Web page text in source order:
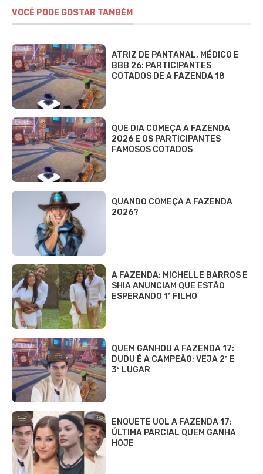
VOCÊ PODE GOSTAR TAMBÉM
ATRIZ DE PANTANAL, MÉDICO E
BBB 26: PARTICIPANTES
COTADOS DE A FAZENDA 18
QUE DIA COMEÇA A FAZENDA
2026 E OS PARTICIPANTES
FAMOSOS COTADOS
QUANDO COMEÇA A FAZENDA
2026?
A FAZENDA: MICHELLE BARROS E
SHIA ANUNCIAM QUE ESTÃO
ESPERANDO 1º FILHO
QUEM GANHOU A FAZENDA 17:
DUDU É A CAMPEÃO; VEJA 2º E
3º LUGAR
ENQUETE UOL A FAZENDA 17:
ÚLTIMA PARCIAL QUEM GANHA
HOJE